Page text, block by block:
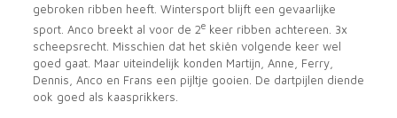
gebroken ribben heeft. Wintersport blijft een gevaarlijke
sport. Anco breekt al voor de 2ekeer ribben achtereen. 3x
scheepsrecht. Misschien dat het skiën volgende keer wel
goed gaat. Maar uiteindelijk konden Martijn, Anne, Ferry,
Dennis, Anco en Frans een pijltje gooien. De dartpijlen diende
ook goed als kaasprikkers.